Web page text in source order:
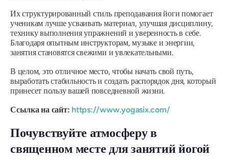
Их структурированный стиль преподавания йоги помогает
ученикам лучше усваивать материал, улучшая дисциплину,
технику выполнения упражнений и уверенность в себе.
Благодаря опытным инструкторам, музыке и энергии,
занятия становятся свежими и увлекательными.
В целом, это отличное место, чтобы начать свой путь,
выработать стабильность и создать распорядок дня, который
принесет пользу вашей повседневной жизни.
Ссылка на сайт: https://www.yogasix.com/
Почувствуйте атмосферу в
священном месте для занятий йогой